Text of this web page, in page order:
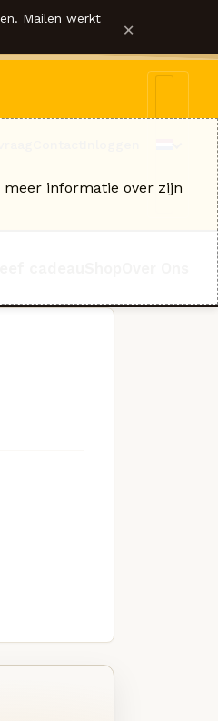
Mailen werkt ×
meer informatie over zijn